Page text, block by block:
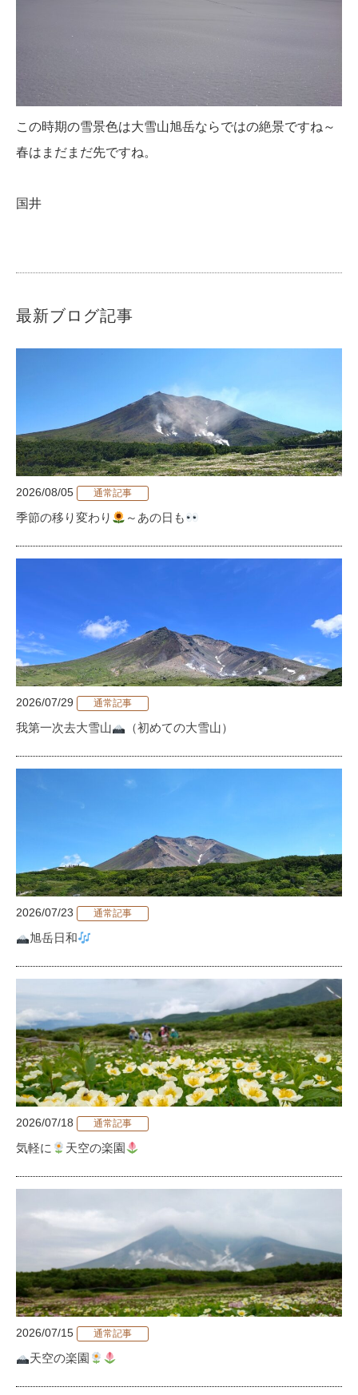
この時期の雪景色は大雪山旭岳ならではの絶景ですね～
春はまだまだ先ですね。
国井
最新ブログ記事
2026/08/05 通常記事
季節の移り変わり ～あの日も
2026/07/29 通常記事
我第一次去大雪山 （初めての大雪山）
2026/07/23 通常記事
旭岳日和
2026/07/18 通常記事
気軽に 天空の楽園
2026/07/15 通常記事
天空の楽園